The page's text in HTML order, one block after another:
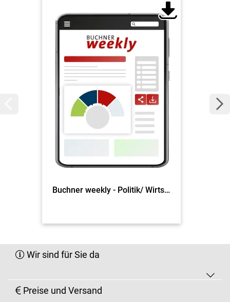
Buchner weekly - Politik/ Wirtschaft
Wir sind für Sie da
Preise und Versand